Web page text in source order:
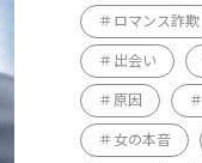
ロマンス詐欺
出会い
原因
女の本音